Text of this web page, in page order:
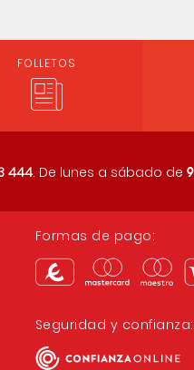
FOLLETOS
444. De lunes a sábado de
Formas de pago:
Seguridad y confianza: